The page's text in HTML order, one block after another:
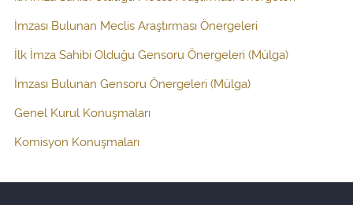
İmzası Bulunan Meclis Araştırması Önergeleri
İlk İmza Sahibi Olduğu Gensoru Önergeleri (Mülga)
İmzası Bulunan Gensoru Önergeleri (Mülga)
Genel Kurul Konuşmaları
Komisyon Konuşmaları